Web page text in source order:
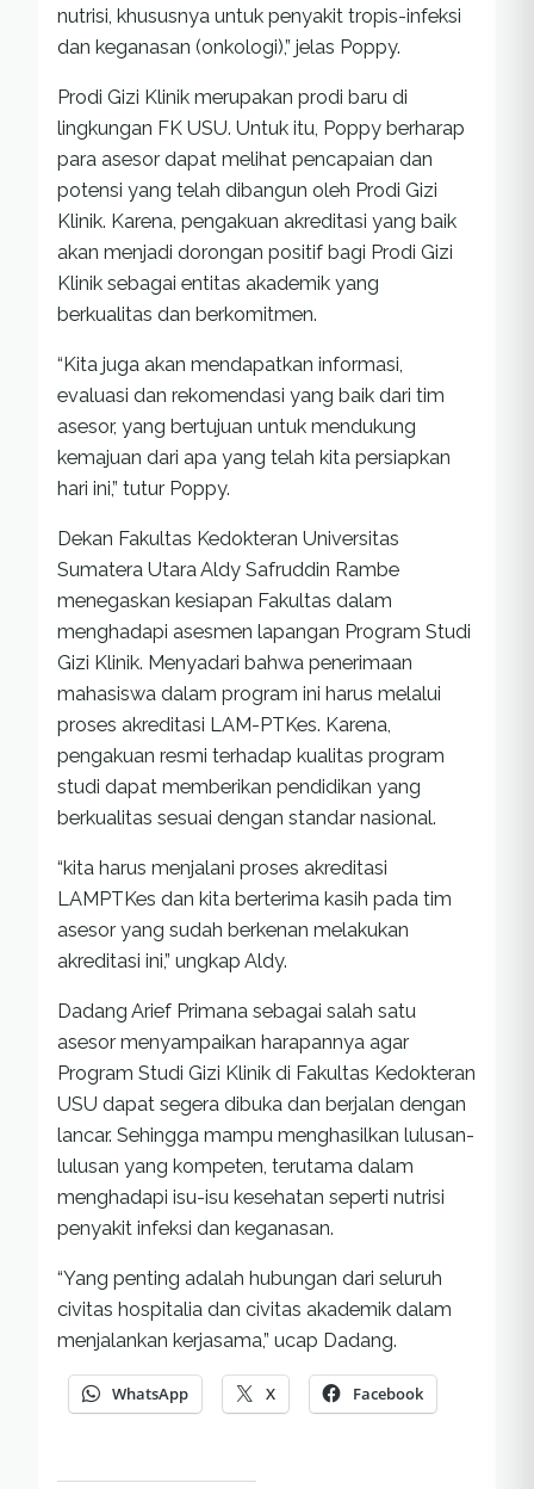
nutrisi, khususnya untuk penyakit tropis-infeksi
dan keganasan (onkologi),” jelas Poppy.
Prodi Gizi Klinik merupakan prodi baru di
lingkungan FK USU. Untuk itu, Poppy berharap
para asesor dapat melihat pencapaian dan
potensi yang telah dibangun oleh Prodi Gizi
Klinik. Karena, pengakuan akreditasi yang baik
akan menjadi dorongan positif bagi Prodi Gizi
Klinik sebagai entitas akademik yang
berkualitas dan berkomitmen.
“Kita juga akan mendapatkan informasi,
evaluasi dan rekomendasi yang baik dari tim
asesor, yang bertujuan untuk mendukung
kemajuan dari apa yang telah kita persiapkan
hari ini,” tutur Poppy.
Dekan Fakultas Kedokteran Universitas
Sumatera Utara Aldy Safruddin Rambe
menegaskan kesiapan Fakultas dalam
menghadapi asesmen lapangan Program Studi
Gizi Klinik. Menyadari bahwa penerimaan
mahasiswa dalam program ini harus melalui
proses akreditasi LAM-PTKes. Karena,
pengakuan resmi terhadap kualitas program
studi dapat memberikan pendidikan yang
berkualitas sesuai dengan standar nasional.
“kita harus menjalani proses akreditasi
LAMPTKes dan kita berterima kasih pada tim
asesor yang sudah berkenan melakukan
akreditasi ini,” ungkap Aldy.
Dadang Arief Primana sebagai salah satu
asesor menyampaikan harapannya agar
Program Studi Gizi Klinik di Fakultas Kedokteran
USU dapat segera dibuka dan berjalan dengan
lancar. Sehingga mampu menghasilkan lulusan-
lulusan yang kompeten, terutama dalam
menghadapi isu-isu kesehatan seperti nutrisi
penyakit infeksi dan keganasan.
“Yang penting adalah hubungan dari seluruh
civitas hospitalia dan civitas akademik dalam
menjalankan kerjasama,” ucap Dadang.
WhatsApp X Facebook